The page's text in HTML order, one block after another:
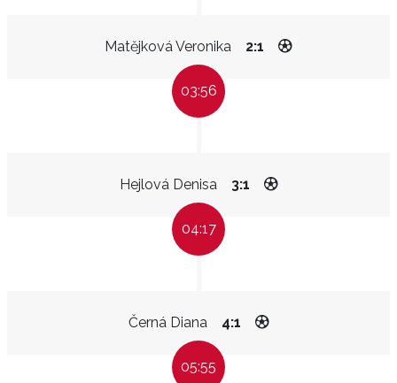
Matějková Veronika 2:1
03:56
Hejlová Denisa 3:1
04:17
Černá Diana 4:1
05:55